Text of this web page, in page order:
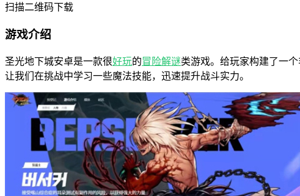
扫描二维码下载
游戏介绍
圣光地下城安卓是一款很好玩的冒险解谜类游戏。给玩家构建了一
让我们在挑战中学习一些魔法技能，迅速提升战斗实力。